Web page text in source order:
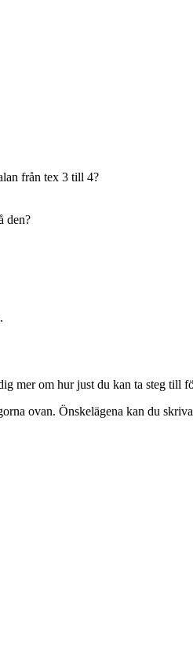
från tex 3 till 4?
den?
mer om hur just du kan ta steg till
ovan. Önskelägena kan du